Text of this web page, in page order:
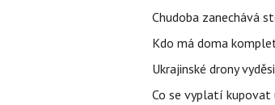
Chudoba zanechává
Kdo má doma
Ukrajinské drony
Co se vyplatí kupovat